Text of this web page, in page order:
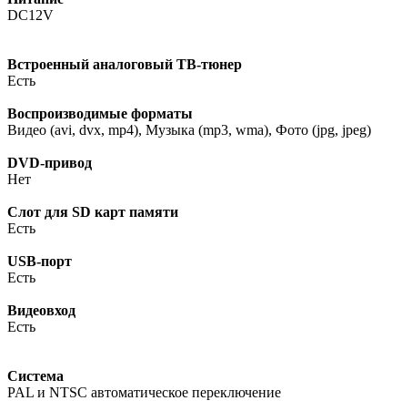
DC12V
Встроенный аналоговый ТВ-тюнер
Есть
Воспроизводимые форматы
Видео (avi, dvx, mp4), Музыка (mp3, wma), Фото (jpg, jpeg)
DVD-привод
Нет
Слот для SD карт памяти
Есть
USB-порт
Есть
Видеовход
Есть
Система
PAL и NTSC автоматическое переключение